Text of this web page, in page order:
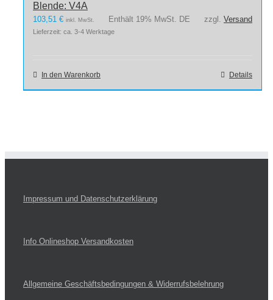
Blende: V4A
103,51 € inkl. MwSt. Enthält 19% MwSt. DE zzgl. Versand
Lieferzeit: ca. 3-4 Werktage
In den Warenkorb Details
Impressum und Datenschutzerklärung
Info Onlineshop Versandkosten
Allgemeine Geschäftsbedingungen & Widerrufsbelehrung